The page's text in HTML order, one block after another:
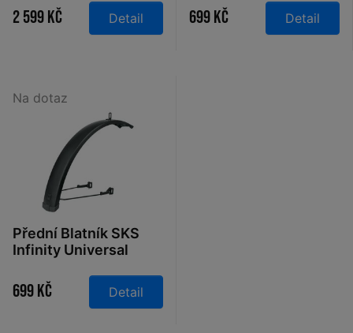
2 599 Kč Detail 699 Kč Detail
Na dotaz
Přední Blatník SKS
Infinity Universal
699 Kč Detail